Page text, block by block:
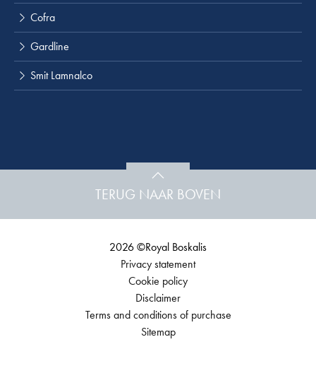
Cofra
Gardline
Smit Lamnalco
TERUG NAAR BOVEN
2026 ©Royal Boskalis
Privacy statement
Cookie policy
Disclaimer
Terms and conditions of purchase
Sitemap